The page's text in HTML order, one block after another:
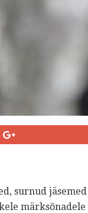
surnud jäsemed
märksõnadele